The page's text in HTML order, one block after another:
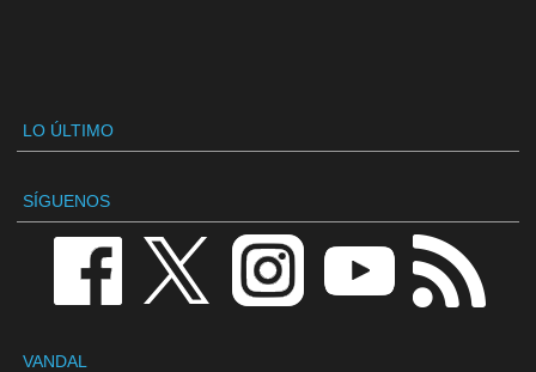
LO ÚLTIMO
SÍGUENOS
VANDAL